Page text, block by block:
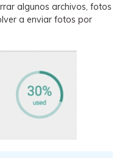
algunos archivos, fotos
a enviar fotos por